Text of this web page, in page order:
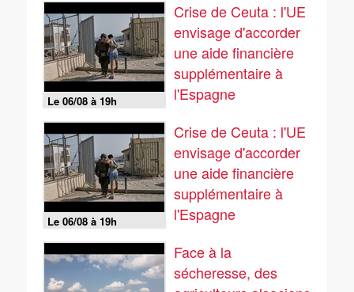
Le 06/08 à 19h
Crise de Ceuta : l'UE
envisage d'accorder
une aide financière
supplémentaire à
l'Espagne
Le 06/08 à 19h
Crise de Ceuta : l'UE
envisage d'accorder
une aide financière
supplémentaire à
l'Espagne
Face à la
sécheresse, des